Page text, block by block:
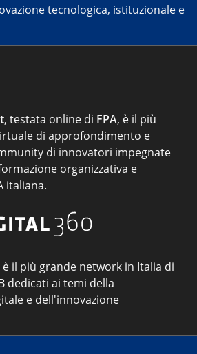
tecnologica, istituzionale e
, testata online di FPA, è il più
di approfondimento e
di innovatori impegnate
organizzativa e
italiana.
è il più grande network in Italia di
dedicati ai temi della
e dell'innovazione